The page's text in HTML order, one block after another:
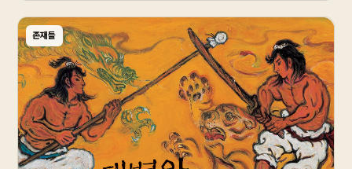
존재들